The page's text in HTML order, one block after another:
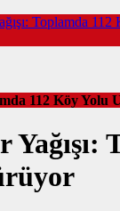
Toplamda
112 Köy